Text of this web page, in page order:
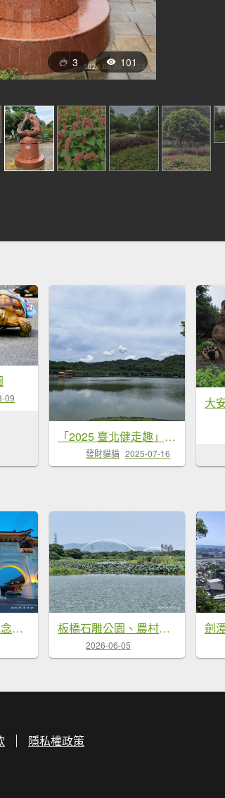
3 101
09
「2025 臺北健走趣」12行政區完成!
發財貓貓 2025-07-16
自由廣場、中正紀念堂、國家戲劇院、國家音樂廳 板橋石雕公園、農村公園、華江人工濕地、新海一期人工濕地、新月橋
2026-06-05
隱私權政策